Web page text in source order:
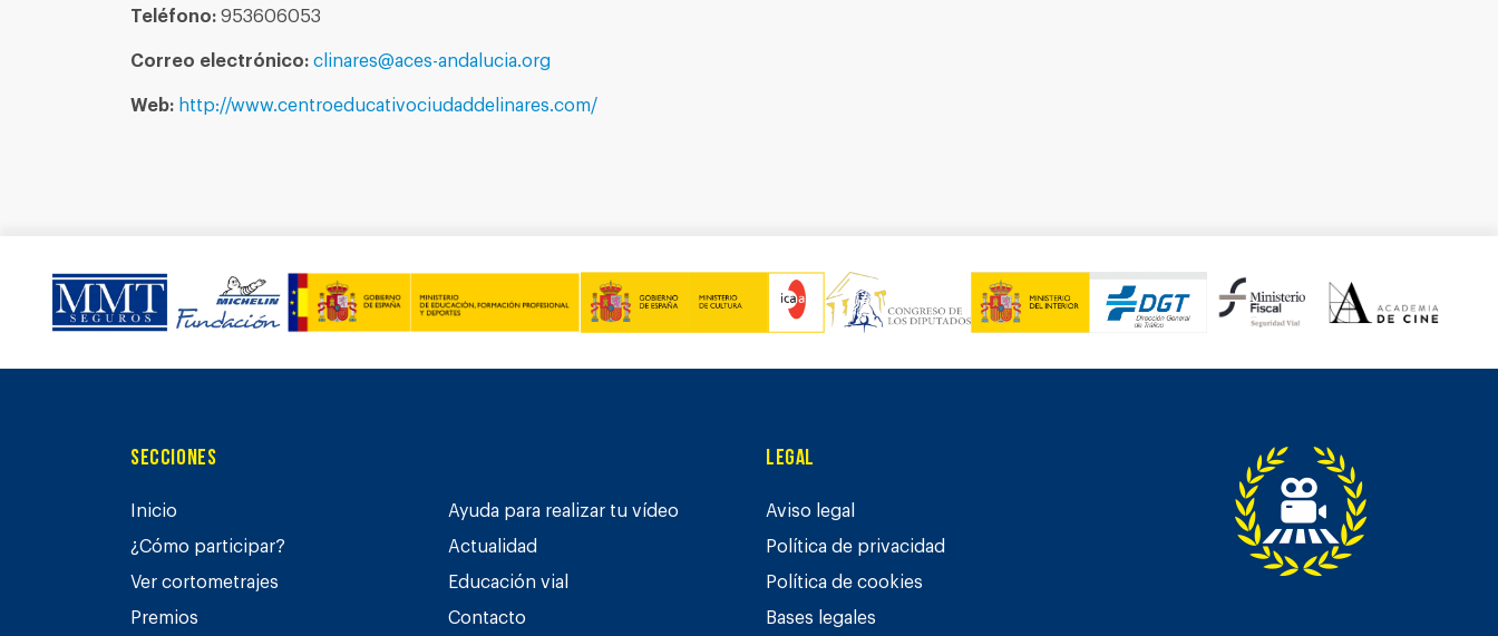
Teléfono: 953606053
Correo electrónico: clinares@aces-andalucia.org
Web: http://www.centroeducativociudaddelinares.com/
Secciones
Inicio
¿Cómo participar?
Ver cortometrajes
Premios
Ayuda para realizar tu vídeo
Actualidad
Educación vial
Contacto
Legal
Aviso legal
Política de privacidad
Política de cookies
Bases legales